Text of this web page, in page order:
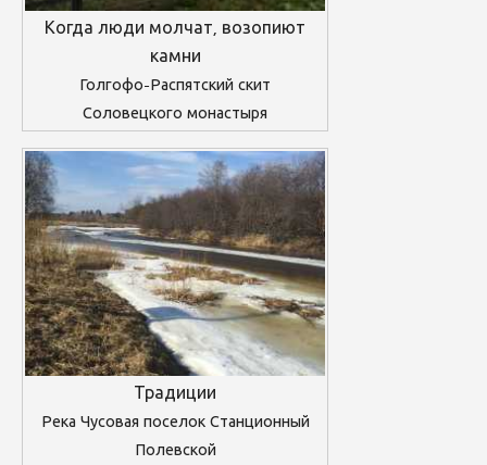
Когда люди молчат, возопиют
камни
Голгофо-Распятский скит
Соловецкого монастыря
Традиции
Река Чусовая поселок Станционный
Полевской